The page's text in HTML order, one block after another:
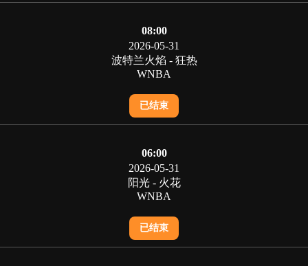
08:00
2026-05-31
波特兰火焰 - 狂热
WNBA
已结束
06:00
2026-05-31
阳光 - 火花
WNBA
已结束